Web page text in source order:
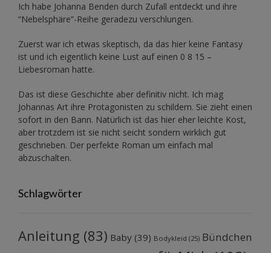
Ich habe Johanna Benden durch Zufall entdeckt und ihre
“Nebelsphäre”-Reihe geradezu verschlungen.
Zuerst war ich etwas skeptisch, da das hier keine Fantasy
ist und ich eigentlich keine Lust auf einen 0 8 15 –
Liebesroman hatte.
Das ist diese Geschichte aber definitiv nicht. Ich mag
Johannas Art ihre Protagonisten zu schildern. Sie zieht einen
sofort in den Bann. Natürlich ist das hier eher leichte Kost,
aber trotzdem ist sie nicht seicht sondern wirklich gut
geschrieben. Der perfekte Roman um einfach mal
abzuschalten.
Schlagwörter
Anleitung (83) Baby (39) Bodykleid (25) Bündchen